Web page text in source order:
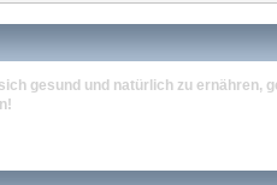
gesund und natürlich zu ernähren,